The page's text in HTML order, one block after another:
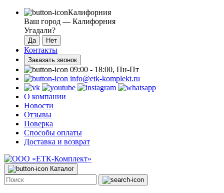
Калифорния
Ваш город — Калифорния
Угадали?
Контакты
Заказать звонок
09:00 - 18:00, Пн-Пт
info@etk-komplekt.ru
О компании
Новости
Отзывы
Поверка
Способы оплаты
Доставка и возврат
Каталог